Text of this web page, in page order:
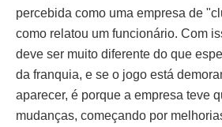
percebida como uma empresa de
como relatou um funcionário. Com
deve ser muito diferente do que
da franquia, e se o jogo está
aparecer, é porque a empresa teve
mudanças, começando por